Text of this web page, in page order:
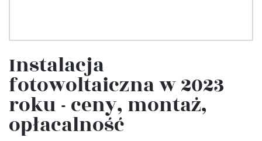
Instalacja
fotowoltaiczna w 2023
roku - ceny, montaż,
opłacalność